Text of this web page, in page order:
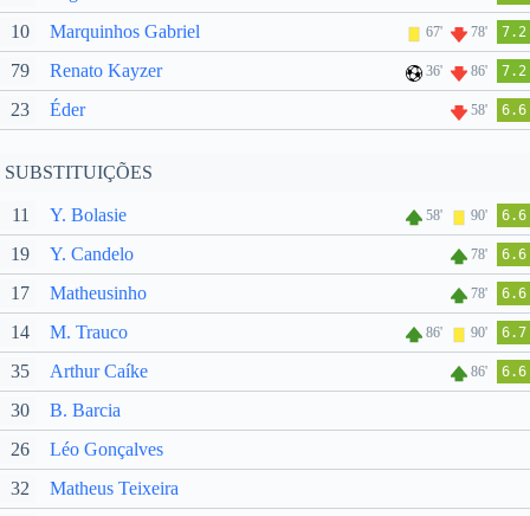
10 Marquinhos Gabriel 67' 78' 7.2
79 Renato Kayzer 36' 86' 7.2
23 Éder 58' 6.6
SUBSTITUIÇÕES
11 Y. Bolasie 58' 90' 6.6
19 Y. Candelo 78' 6.6
17 Matheusinho 78' 6.6
14 M. Trauco 86' 90' 6.7
35 Arthur Caíke 86' 6.6
30
B. Barcia
26
Léo Gonçalves
32
Matheus Teixeira